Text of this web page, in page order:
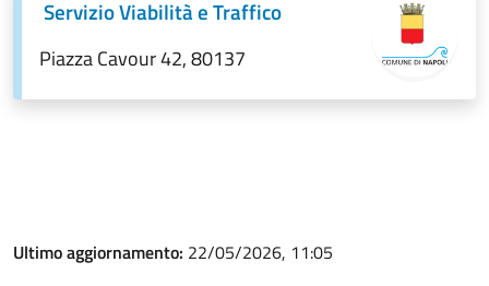
Servizio Viabilità e Traffico
Piazza Cavour 42, 80137
Ultimo aggiornamento: 22/05/2026, 11:05